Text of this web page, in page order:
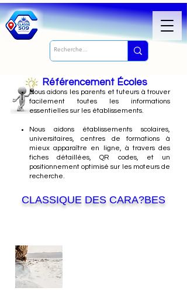
Référencement Écoles
Nousaidons les parents et tuteurs à trouver
facilement toutes les informations
essentielles sur les établissements.
Nous aidons établissements scolaires,
universitaires, centres de formations à
mieux apparaître en ligne, à travers des
fiches détaillées, QR codes, et un
positionnement optimisé sur les moteurs de
recherche.
CLASSIQUE DES CARA?BES